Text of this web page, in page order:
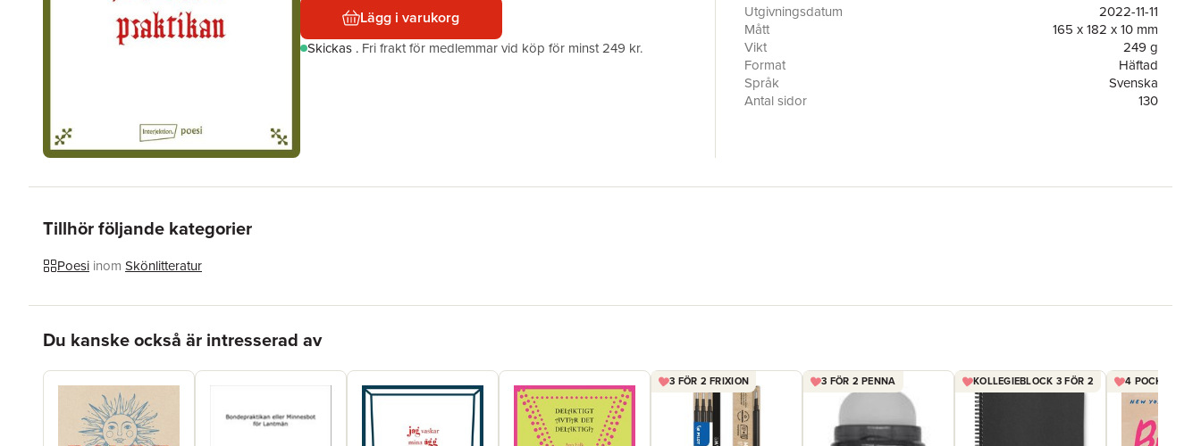
Lägg i varukorg
Skickas . Fri frakt för medlemmar vid köp för minst 249 kr.
Utgivningsdatum
2022-11-11
Mått
165 x 182 x 10 mm
Vikt
249 g
Format
Häftad
Språk
Svenska
Antal sidor
130
Tillhör följande kategorier
Poesi inom Skönlitteratur
Du kanske också är intresserad av
3 FÖR 2 FRIXION 3 FÖR 2 PENNA KOLLEGIEBLOCK 3 FÖR 2 4 POCKET FÖR